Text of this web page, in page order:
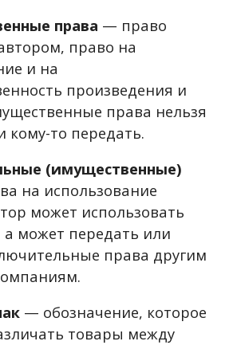
права — право
право на
и на
произведения и
права нельзя
кому-то передать.
(имущественные)
на использование
может использовать
а может передать или
права другим
— обозначение, которое
товары между